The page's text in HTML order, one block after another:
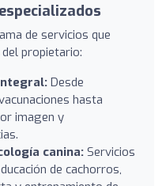
de servicios que
propietario:
Desde
hasta
imagen y
canina: Servicios
de cachorros,